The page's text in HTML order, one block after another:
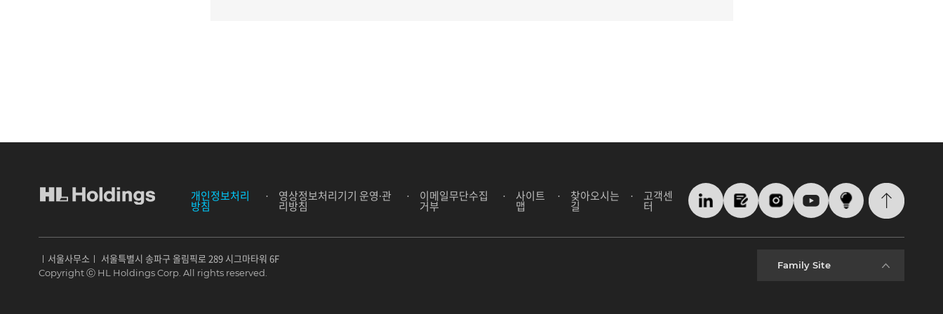
개인정보처리
방침
영상정보처리기기 운영∙관
리방침
이메일무단수집
거부
사이트
맵
찾아오시는
길
고객센
터
ㅣ서울사무소ㅣ 서울특별시 송파구 올림픽로 289 시그마타워 6F
Copyright ⓒ HL Holdings Corp. All rights reserved.
Family Site